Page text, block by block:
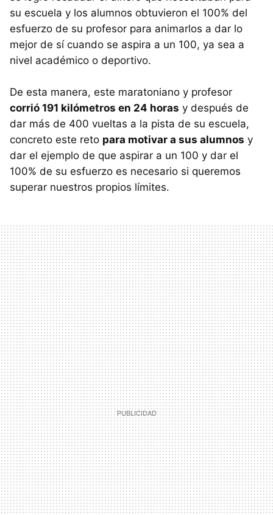
su escuela y los alumnos obtuvieron el 100% del
esfuerzo de su profesor para animarlos a dar lo
mejor de sí cuando se aspira a un 100, ya sea a
nivel académico o deportivo.
De esta manera, este maratoniano y profesor
corrió 191 kilómetros en 24 horas y después de
dar más de 400 vueltas a la pista de su escuela,
concreto este reto para motivar a sus alumnos y
dar el ejemplo de que aspirar a un 100 y dar el
100% de su esfuerzo es necesario si queremos
superar nuestros propios límites.